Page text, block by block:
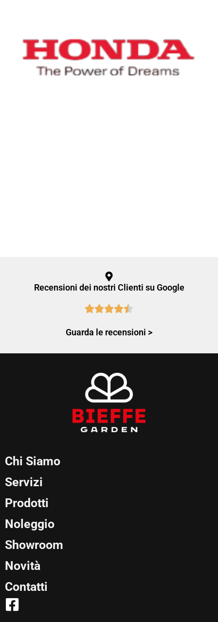
Recensioni dei nostri Clienti su Google
Guarda le recensioni >
Chi Siamo
Servizi
Prodotti
Noleggio
Showroom
Novità
Contatti